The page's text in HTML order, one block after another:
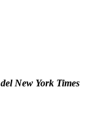
New York Times